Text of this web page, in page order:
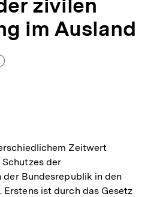
zivilen
im Ausland
Autor)
Zeitwert
der
Bundesrepublik in den
ist durch das Gesetz